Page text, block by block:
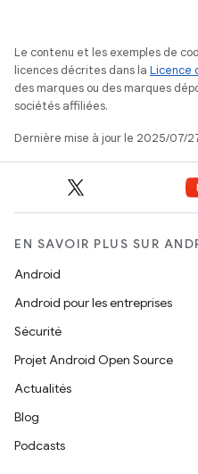
Le contenu et les exemples de
licences décrites dans la Licence
des marques ou des marques
sociétés affiliées.
Dernière mise à jour le 2025/07/
EN SAVOIR PLUS SUR
Android
Android pour les entreprises
Sécurité
Projet Android Open Source
Actualités
Blog
Podcasts